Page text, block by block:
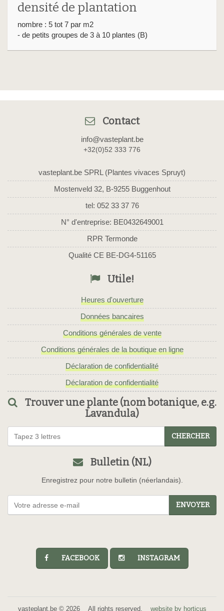
densité de plantation
nombre : 5 tot 7 par m2
- de petits groupes de 3 à 10 plantes (B)
Contact
info@vasteplant.be
+32(0)52 333 776
vasteplant.be SPRL (Plantes vivaces Spruyt)
Mostenveld 32, B-9255 Buggenhout
tel: 052 33 37 76
N° d'entreprise: BE0432649001
RPR Termonde
Qualité CE BE-DG4-51165
Utile!
Heures d'ouverture
Données bancaires
Conditions générales de vente
Conditions générales de la boutique en ligne
Déclaration de confidentialité
Déclaration de confidentialité
Trouver une plante (nom botanique, e.g.
Lavandula)
CHERCHER
Bulletin (NL)
Enregistrez pour notre bulletin (néerlandais).
ENVOYER
FACEBOOK INSTAGRAM
vasteplant.be © 2026 All rights reserved. website by horticus